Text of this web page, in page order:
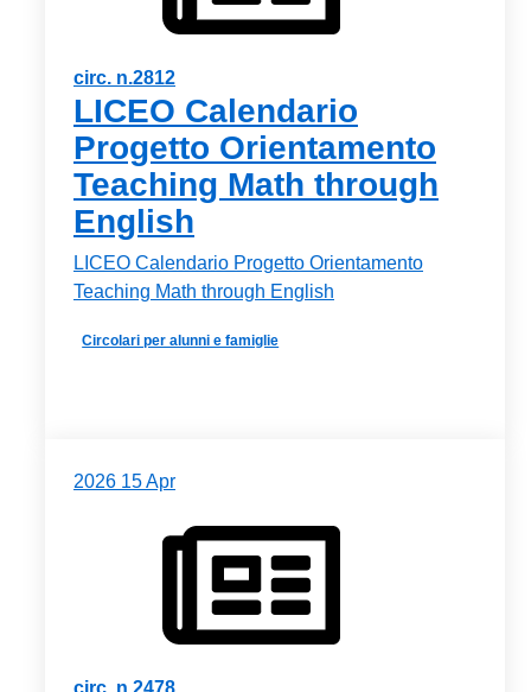
circ. n.2812
LICEO Calendario
Progetto Orientamento
Teaching Math through
English
LICEO Calendario Progetto Orientamento
Teaching Math through English
Circolari per alunni e famiglie
2026 15Apr
circ. n.2478